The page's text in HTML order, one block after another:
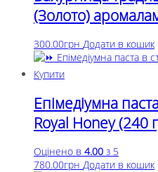
(Золото)
300.00грн Додати в кошик
Епімедіумна
Royal Honey (240
Оцінено в 4.00 з 5
780.00грн Додати в кошик